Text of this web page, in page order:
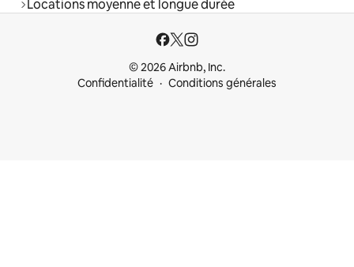
Locations moyenne et longue durée
© 2026 Airbnb, Inc.
Confidentialité
Conditions générales